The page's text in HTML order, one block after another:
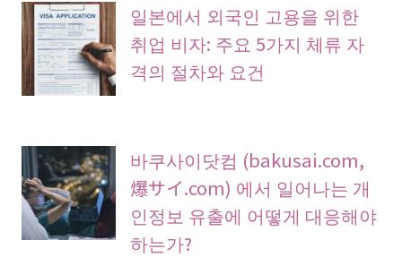
일본에서 외국인 고용을 위한
취업 비자: 주요 5가지 체류 자
격의 절차와 요건
바쿠사이닷컴 (bakusai.com,
爆サイ.com) 에서 일어나는 개
인정보 유출에 어떻게 대응해야
하는가?